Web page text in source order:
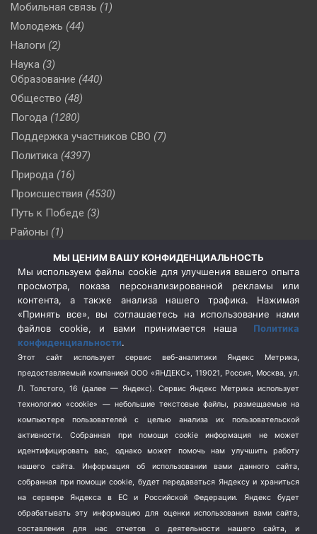
Мобильная связь (1)
Молодежь (44)
Налоги (2)
Наука (3)
Образование (440)
Общество (48)
Погода (1280)
Поддержка участников СВО (7)
Политика (4397)
Природа (16)
Происшествия (4530)
Путь к Победе (3)
Районы (1)
(510)
Сельское хозяйство (3)
Социальная политика
(3)
Спецоперация в Украине
Спецоперация на Украине
(404)
Спорт (740)
Терроризм (1)
Транспорт (262)
Туризм (178)
Флот (76)
Школа и спорт (2)
Экология (8)
Экономика (1172)
МЫ ЦЕНИМ ВАШУ КОНФИДЕНЦИАЛЬНОСТЬ
Мы используем файлы cookie для улучшения вашего опыта
просмотра, показа персонализированной рекламы или
контента, а также анализа нашего трафика. Нажимая
«Принять все», вы соглашаетесь на использование нами
файлов cookie, и вами принимается наша Политика
конфиденциальности.
Этот сайт использует сервис веб-аналитики Яндекс Метрика,
предоставляемый компанией ООО «ЯНДЕКС», 119021, Россия, Москва, ул.
Л. Толстого, 16 (далее — Яндекс). Сервис Яндекс Метрика использует
технологию «cookie» — небольшие текстовые файлы, размещаемые на
компьютере пользователей с целью анализа их пользовательской
активности.
Собранная при помощи cookie информация не может
идентифицировать вас, однако может помочь нам улучшить работу
нашего сайта. Информация об использовании вами данного сайта,
собранная при помощи cookie, будет передаваться Яндексу и храниться
на сервере Яндекса в ЕС и Российской Федерации. Яндекс будет
обрабатывать эту информацию для оценки использования вами сайта,
составления для нас отчетов о деятельности нашего сайта, и